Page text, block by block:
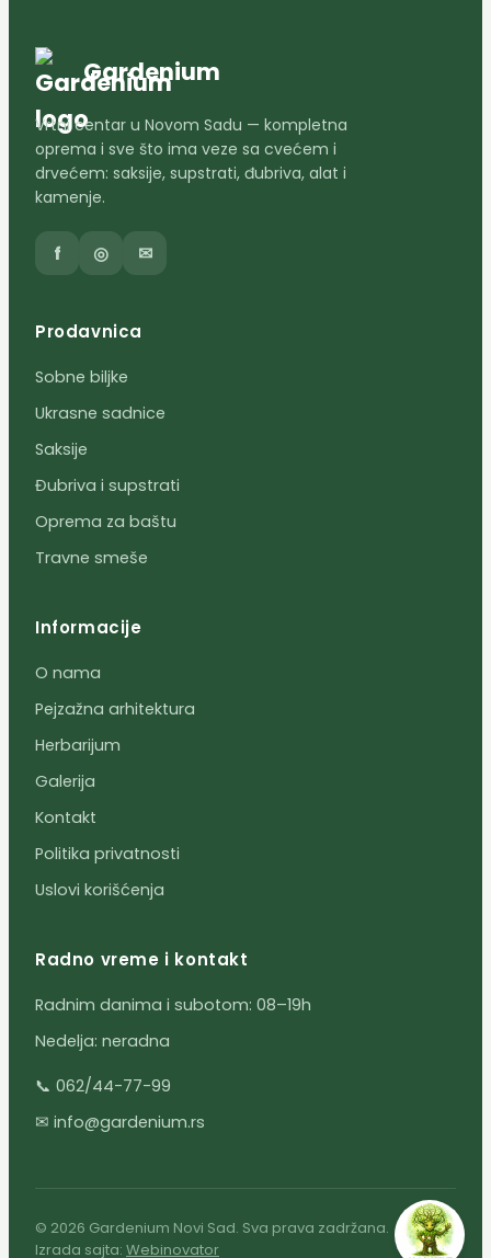
Gardenium
Vrtni centar u Novom Sadu — kompletna
oprema i sve što ima veze sa cvećem i
drvećem: saksije, supstrati, đubriva, alat i
kamenje.
f ◎ ✉
Prodavnica
Sobne biljke
Ukrasne sadnice
Saksije
Đubriva i supstrati
Oprema za baštu
Travne smeše
Informacije
O nama
Pejzažna arhitektura
Herbarijum
Galerija
Kontakt
Politika privatnosti
Uslovi korišćenja
Radno vreme i kontakt
Radnim danima i subotom: 08–19h
Nedelja: neradna
📞 062/44-77-99
✉ info@gardenium.rs
© 2026 Gardenium Novi Sad. Sva prava zadržana.
Izrada sajta: Webinovator